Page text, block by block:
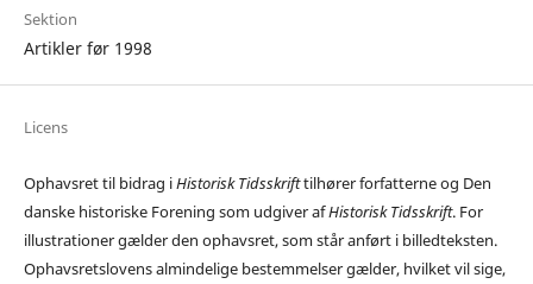
Sektion
Artikler før 1998
Licens
Ophavsret til bidrag iHistorisk Tidsskrifttilhører forfatterne og Den
danske historiske Forening som udgiver afHistorisk Tidsskrift. For
illustrationer gælder den ophavsret, som står anført i billedteksten.
Ophavsretslovens almindelige bestemmelser gælder, hvilket vil sige,